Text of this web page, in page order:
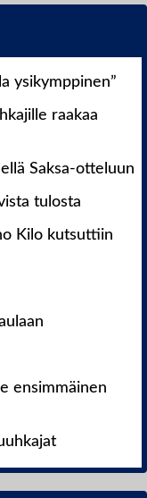
ysikymppinen”
raakaa
Saksa-otteluun
tulosta
Kilo kutsuttiin
ensimmäinen